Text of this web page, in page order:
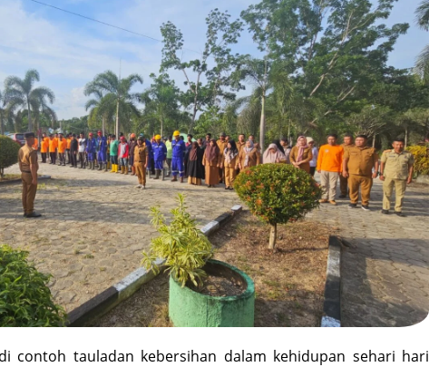
contoh tauladan kebersihan dalam kehidupan sehari hari